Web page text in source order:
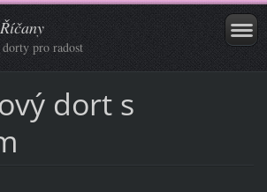
pro radost
dort s